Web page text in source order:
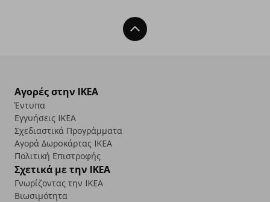
Back To Top
Αγορές στην IKEA
Έντυπα
Εγγυήσεις IKEA
Σχεδιαστικά Προγράμματα
Αγορά Δωρoκάρτας IKEA
Πολιτική Επιστροφής
Σχετικά με την IKEA
Γνωρίζοντας την IKEA
Βιωσιμότητα